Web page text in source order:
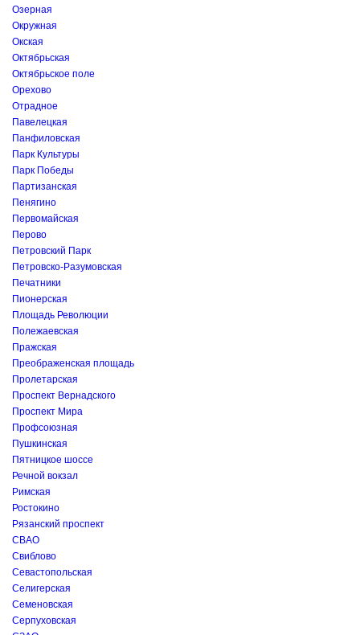
Озерная
Окружная
Окская
Октябрьская
Октябрьское поле
Орехово
Отрадное
Павелецкая
Панфиловская
Парк Культуры
Парк Победы
Партизанская
Пенягино
Первомайская
Перово
Петровский Парк
Петровско-Разумовская
Печатники
Пионерская
Площадь Революции
Полежаевская
Пражская
Преображенская площадь
Пролетарская
Проспект Вернадского
Проспект Мира
Профсоюзная
Пушкинская
Пятницкое шоссе
Речной вокзал
Римская
Ростокино
Рязанский проспект
СВАО
Свиблово
Севастопольская
Селигерская
Семеновская
Серпуховская